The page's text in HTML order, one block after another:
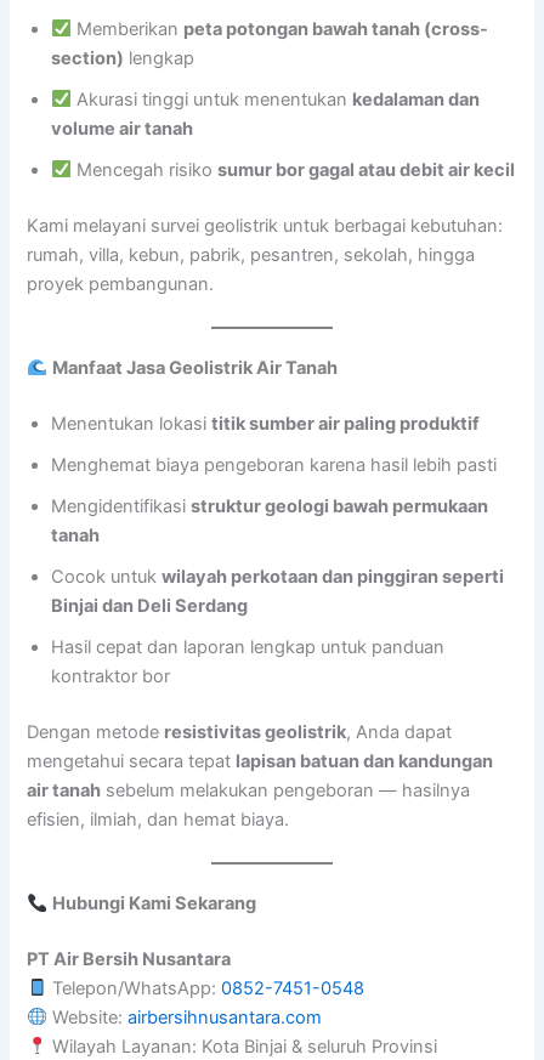
Memberikan peta potongan bawah tanah (cross-
section) lengkap
Akurasi tinggi untuk menentukan kedalaman dan
volume air tanah
Mencegah risikosumur bor gagal atau debit air kecil
Kami melayani survei geolistrik untuk berbagai kebutuhan:
rumah, villa, kebun, pabrik, pesantren, sekolah, hingga
proyek pembangunan.
Manfaat Jasa Geolistrik Air Tanah
Menentukan lokasititik sumber air paling produktif
Menghemat biaya pengeboran karena hasil lebih pasti
Mengidentifikasistruktur geologi bawah permukaan
tanah
Cocok untukwilayah perkotaan dan pinggiran seperti
Binjai dan Deli Serdang
Hasil cepat dan laporan lengkap untuk panduan
kontraktor bor
Dengan metode resistivitas geolistrik, Anda dapat
mengetahui secara tepat lapisan batuan dan kandungan
air tanah sebelum melakukan pengeboran — hasilnya
efisien, ilmiah, dan hemat biaya.
Hubungi Kami Sekarang
PT Air Bersih Nusantara
Telepon/WhatsApp:0852-7451-0548
Website:airbersihnusantara.com
Wilayah Layanan: Kota Binjai & seluruh Provinsi